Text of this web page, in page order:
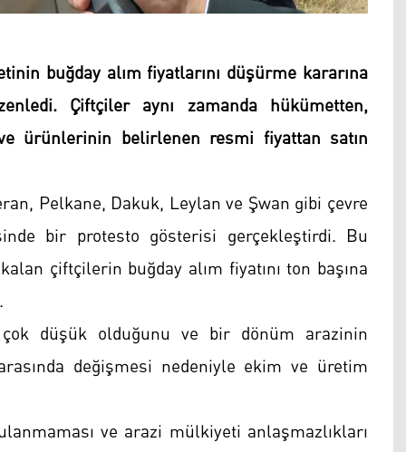
buğday alım fiyatlarını düşürme kararına
Çiftçiler aynı zamanda hükümetten,
ürünlerinin belirlenen resmi fiyattan satın
Pelkane, Dakuk, Leylan ve Şwan gibi çevre
bir protesto gösterisi gerçekleştirdi. Bu
çiftçilerin buğday alım fiyatını ton başına
düşük olduğunu ve bir dönüm arazinin
değişmesi nedeniyle ekim ve üretim
ve arazi mülkiyeti anlaşmazlıkları